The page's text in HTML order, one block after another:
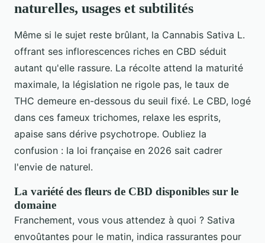
naturelles, usages et subtilités
Même si le sujet reste brûlant, la Cannabis Sativa L.
offrant ses inflorescences riches en CBD séduit
autant qu'elle rassure. La récolte attend la maturité
maximale, la législation ne rigole pas, le taux de
THC demeure en-dessous du seuil fixé. Le CBD, logé
dans ces fameux trichomes, relaxe les esprits,
apaise sans dérive psychotrope. Oubliez la
confusion : la loi française en 2026 sait cadrer
l'envie de naturel.
La variété des fleurs de CBD disponibles sur le
domaine
Franchement, vous vous attendez à quoi ? Sativa
envoûtantes pour le matin, indica rassurantes pour